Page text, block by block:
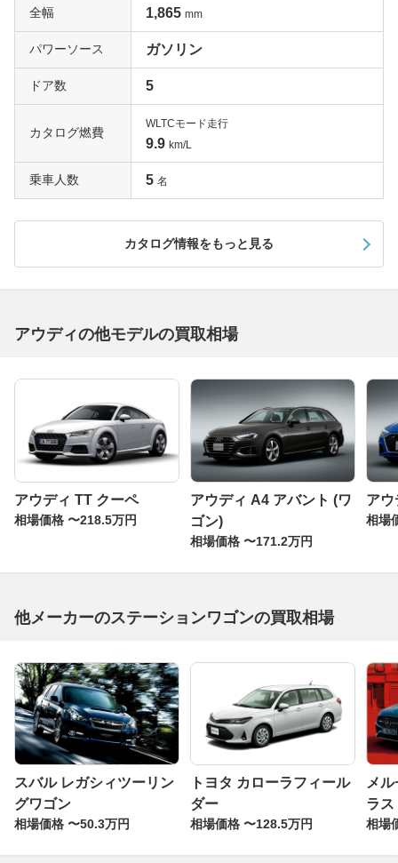
全幅 1,865 mm
パワーソース ガソリン
ドア数 5
カタログ燃費
WLTCモード走行
9.9 km/L
乗車人数 5 名
カタログ情報をもっと見る
アウディの他モデルの買取相場
アウディ TT クーペ
相場価格 〜218.5万円
アウディ A4 アバント (ワ
ゴン)
相場価格 〜171.2万円
ア
相場
他メーカーのステーションワゴンの買取相場
スバル レガシィツーリン
グワゴン
相場価格 〜50.3万円
トヨタ カローラフィール
ダー
相場価格 〜128.5万円
メ
ラス
相場